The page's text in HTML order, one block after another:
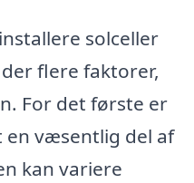
solceller
flere faktorer,
For det første er
en væsentlig del af
kan variere